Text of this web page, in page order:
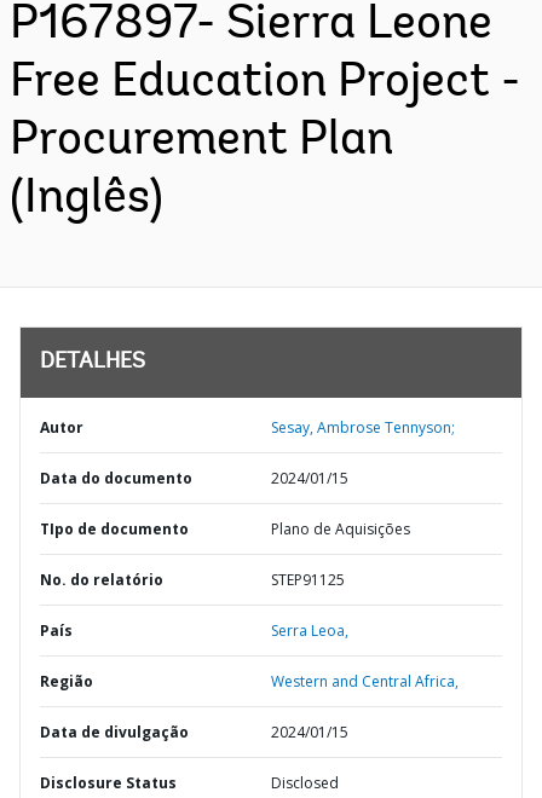
P167897- Sierra Leone
Free Education Project -
Procurement Plan
(Inglês)
DETALHES
Autor Sesay, Ambrose Tennyson;
Data do documento 2024/01/15
TIpo de documento Plano de Aquisições
No. do relatório STEP91125
País Serra Leoa,
Região Western and Central Africa,
Data de divulgação 2024/01/15
Disclosure Status Disclosed